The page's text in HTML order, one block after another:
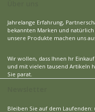
Jahrelange Erfahrung,
bekannten Marken und
unsere Produkte machen uns
Wir wollen, dass Ihnen hr
und mit vielen tausend Artikeln
Sie parat.
Bleiben Sie auf dem